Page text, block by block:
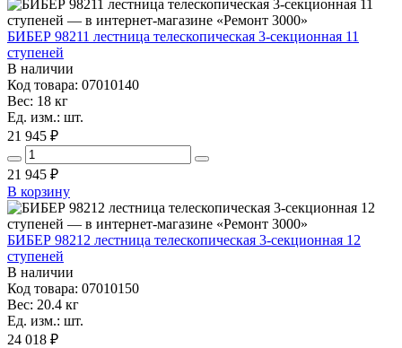
БИБЕР 98211 лестница телескопическая 3-секционная 11
ступеней
В наличии
Код товара: 07010140
Вес: 18 кг
Ед. изм.: шт.
21 945 ₽
21 945 ₽
В корзину
БИБЕР 98212 лестница телескопическая 3-секционная 12
ступеней
В наличии
Код товара: 07010150
Вес: 20.4 кг
Ед. изм.: шт.
24 018 ₽